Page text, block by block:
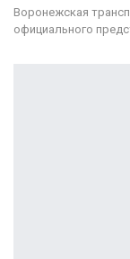
Воронежская
официального